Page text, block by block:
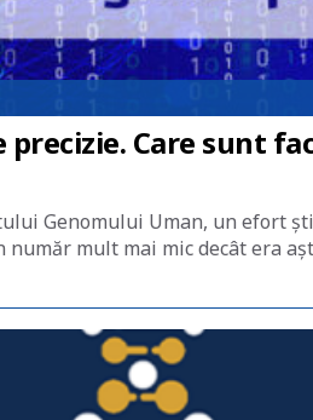
precizie. Care sunt
Genomului Uman, un efort
mult mai mic decât era